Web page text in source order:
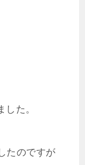
た。
たのですが